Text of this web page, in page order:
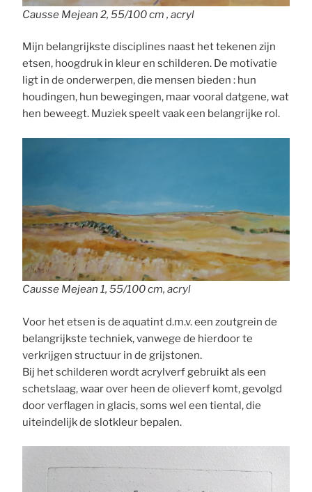
Causse Mejean 2, 55/100 cm , acryl
Mijn belangrijkste disciplines naast het tekenen zijn
etsen, hoogdruk in kleur en schilderen. De motivatie
ligt in de onderwerpen, die mensen bieden : hun
houdingen, hun bewegingen, maar vooral datgene, wat
hen beweegt. Muziek speelt vaak een belangrijke rol.
Causse Mejean 1, 55/100 cm, acryl
Voor het etsen is de aquatint d.m.v. een zoutgrein de
belangrijkste techniek, vanwege de hierdoor te
verkrijgen structuur in de grijstonen.
Bij het schilderen wordt acrylverf gebruikt als een
schetslaag, waar over heen de olieverf komt, gevolgd
door verflagen in glacis, soms wel een tiental, die
uiteindelijk de slotkleur bepalen.